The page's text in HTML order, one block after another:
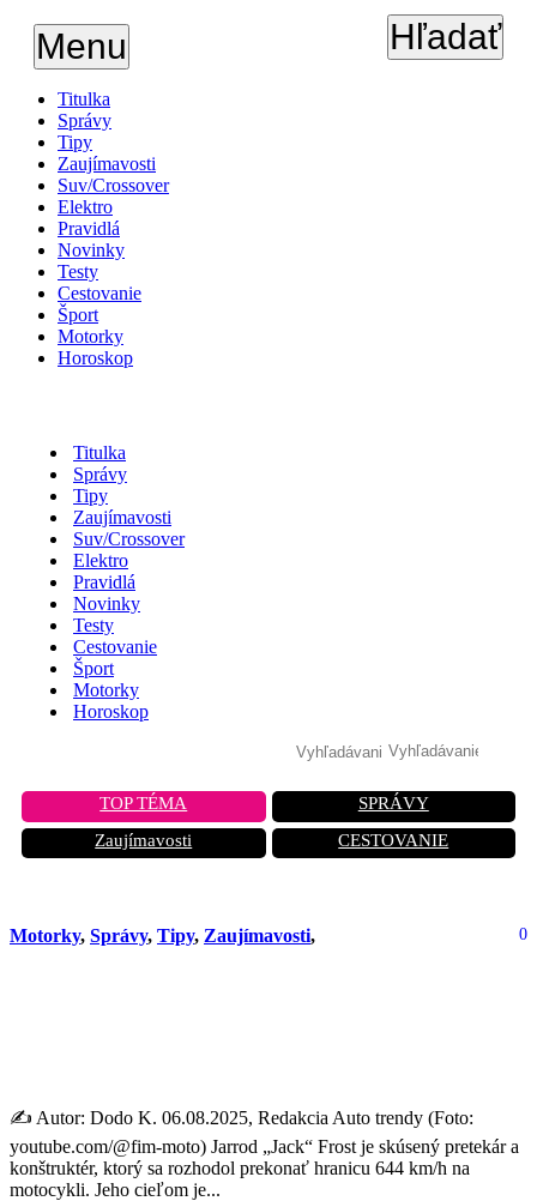
Menu Hľadať
Titulka
Správy
Tipy
Zaujímavosti
Suv/Crossover
Elektro
Pravidlá
Novinky
Testy
Cestovanie
Šport
Motorky
Horoskop
Titulka
Správy
Tipy
Zaujímavosti
Suv/Crossover
Elektro
Pravidlá
Novinky
Testy
Cestovanie
Šport
Motorky
Horoskop
TOP TÉMA
SPRÁVY
Zaujímavosti
CESTOVANIE
Motorky, Správy, Tipy, Zaujímavosti, 0
✍️ Autor: Dodo K. 06.08.2025, Redakcia Auto trendy (Foto:
youtube.com/@fim-moto) Jarrod „Jack“ Frost je skúsený pretekár a
konštruktér, ktorý sa rozhodol prekonať hranicu 644 km/h na
motocykli. Jeho cieľom je...